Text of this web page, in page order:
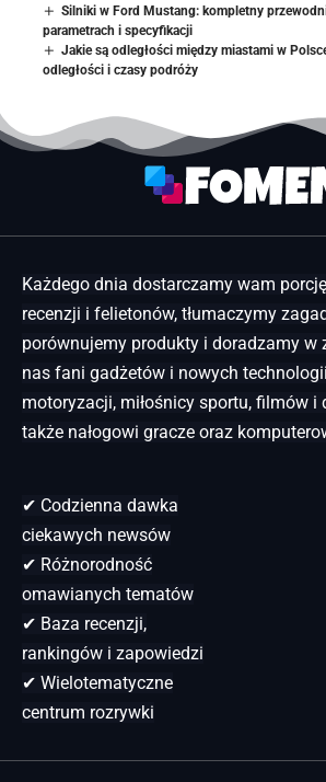
Silniki w Ford Mustang: kompletny
parametrach i specyfikacji
Jakie są odległości między miastami w
odległości i czasy podróży
Każdego dnia dostarczamy wam
recenzji i felietonów, tłumaczymy
porównujemy produkty i doradzamy w
nas fani gadżetów i nowych
motoryzacji, miłośnicy sportu, filmów i
także nałogowi gracze oraz
✔ Codzienna dawka
ciekawych newsów
✔ Różnorodność
omawianych tematów
✔ Baza recenzji,
rankingów i zapowiedzi
✔ Wielotematyczne
centrum rozrywki